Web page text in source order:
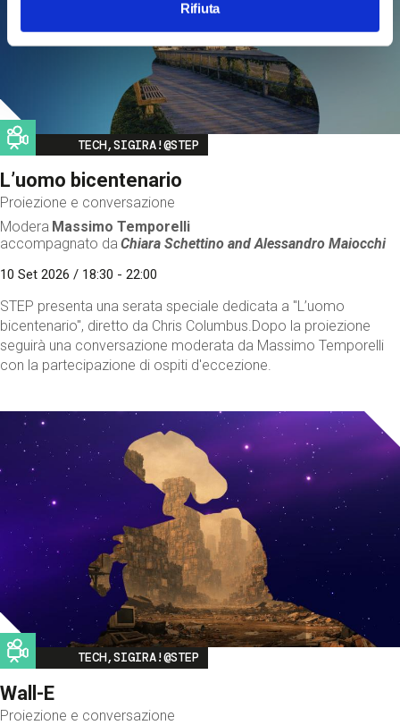
Rifiuta
Image
TECH,SIGIRA!@STEP
L’uomo bicentenario
Proiezione e conversazione
Modera Massimo Temporelli
accompagnato da Chiara Schettino andAlessandro Maiocchi
10 Set 2026 / 18:30 - 22:00
STEP presenta una serata speciale dedicata a "L’uomo
bicentenario", diretto da Chris Columbus.Dopo la proiezione
seguirà una conversazione moderata da Massimo Temporelli
con la partecipazione di ospiti d'eccezione.
Image
TECH,SIGIRA!@STEP
Wall-E
Proiezione e conversazione